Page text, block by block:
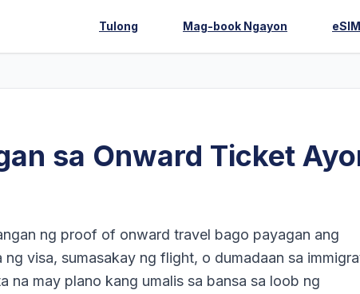
Tulong Mag-book Ngayon eSIM
sa Onward Ticket
ng proof of onward travel bago payagan ang
visa, sumasakay ng flight, o dumadaan sa
na may plano kang umalis sa bansa sa loob ng